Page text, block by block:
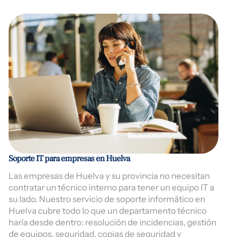
Soporte IT para empresas en Huelva
Las empresas de Huelva y su provincia no necesitan
contratar un técnico interno para tener un equipo IT a
su lado. Nuestro servicio de soporte informático en
Huelva cubre todo lo que un departamento técnico
haría desde dentro: resolución de incidencias, gestión
de equipos, seguridad, copias de seguridad y